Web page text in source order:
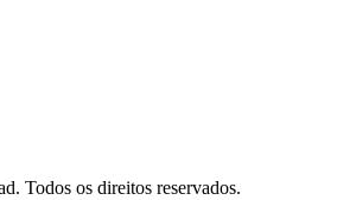
Todos os direitos reservados.